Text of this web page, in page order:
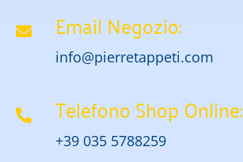
Email Negozio:
info@pierretappeti.com
Telefono Shop Online:
+39 035 5788259